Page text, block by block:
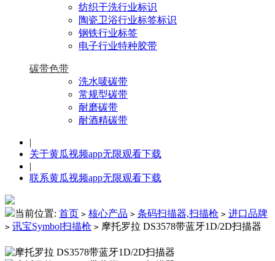
纺织干洗行业标识
陶瓷卫浴行业标签标识
钢铁行业标签
电子行业特种胶带
碳带色带
洗水唛碳带
常规型碳带
耐磨碳带
耐酒精碳带
|
关于黄瓜视频app无限观看下载
|
联系黄瓜视频app无限观看下载
当前位置: 首页 > 核心产品 > 条码扫描器,扫描枪 > 进口品牌
> 讯宝Symbol扫描枪 > 摩托罗拉 DS3578带蓝牙1D/2D扫描器